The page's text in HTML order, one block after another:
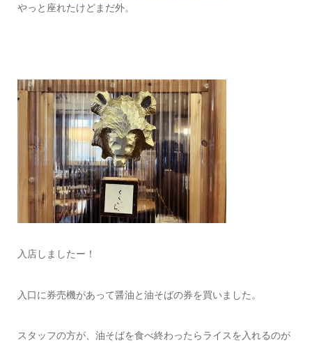
やっと座れたけどまだ外。
入店しましたー！
入口に券売機があって醤油と油そばの券を買いました。
スタッフの方が、油そばを食べ終わったらライスを入れるのが